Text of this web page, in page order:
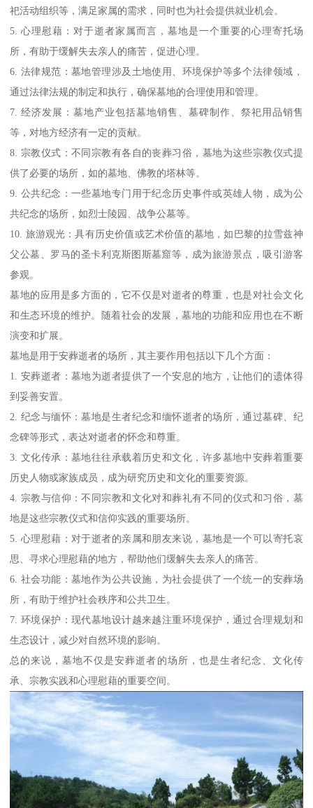
祀活动组织等，满足家属的需求，同时也为社会提供就业机会。
5. 心理慰藉：对于逝者家属而言，墓地是一个重要的心理寄托场
所，有助于缓解失去亲人的痛苦，促进心理。
6. 法律规范：墓地管理涉及土地使用、环境保护等多个法律领域，
通过法律法规的制定和执行，确保墓地的合理使用和管理。
7. 经济发展：墓地产业包括墓地销售、墓碑制作、祭祀用品销售
等，对地方经济有一定的贡献。
8. 宗教仪式：不同宗教有各自的丧葬习俗，墓地为这些宗教仪式提
供了必要的场所，如的墓地、佛教的塔林等。
9. 公共纪念：一些墓地专门用于纪念历史事件或英雄人物，成为公
共纪念的场所，如烈士陵园、战争公墓等。
10. 旅游观光：具有历史价值或艺术价值的墓地，如巴黎的拉雪兹神
父公墓、罗马的圣卡利克斯图斯墓窟等，成为旅游景点，吸引游客
参观。
墓地的应用是多方面的，它不仅是对逝者的尊重，也是对社会文化
和生态环境的维护。随着社会的发展，墓地的功能和应用也在不断
演变和扩展。
墓地是用于安葬逝者的场所，其主要作用包括以下几个方面：
1. 安葬逝者：墓地为逝者提供了一个安息的地方，让他们的遗体得
到妥善安置。
2. 纪念与缅怀：墓地是生者纪念和缅怀逝者的场所，通过墓碑、纪
念碑等形式，表达对逝者的怀念和尊重。
3. 文化传承：墓地往往承载着历史和文化，许多墓地中安葬着重要
历史人物或家族成员，成为研究历史和文化的重要资源。
4. 宗教与信仰：不同宗教和文化对和葬礼有不同的仪式和习俗，墓
地是这些宗教仪式和信仰实践的重要场所。
5. 心理慰藉：对于逝者的亲属和朋友来说，墓地是一个可以寄托哀
思、寻求心理慰藉的地方，帮助他们缓解失去亲人的痛苦。
6. 社会功能：墓地作为公共设施，为社会提供了一个统一的安葬场
所，有助于维护社会秩序和公共卫生。
7. 环境保护：现代墓地设计越来越注重环境保护，通过合理规划和
生态设计，减少对自然环境的影响。
总的来说，墓地不仅是安葬逝者的场所，也是生者纪念、文化传
承、宗教实践和心理慰藉的重要空间。